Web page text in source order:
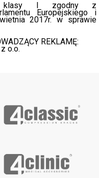
klasy I zgodny z
Europejskiego i
2017r. w sprawie
REKLAMĘ:
o.o.